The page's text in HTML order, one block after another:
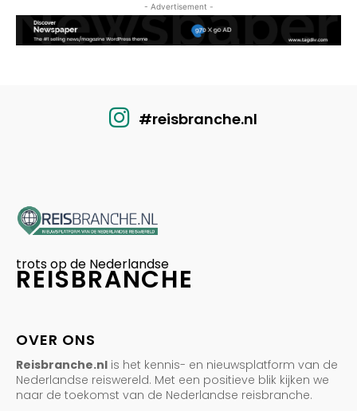
- Advertisement -
#reisbranche.nl
trots op de Nederlandse
REISBRANCHE
OVER ONS
Reisbranche.nl is het kennis- en nieuwsplatform van de
Nederlandse reiswereld. Met een positieve blik kijken we
naar de toekomst van de Nederlandse reisbranche.